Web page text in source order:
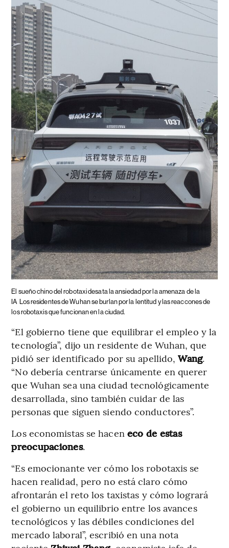
El sueño chino del robotaxi desata la ansiedad por la amenaza de la
IA Los residentes de Wuhan se burlan por la lentitud y las reaccones de
los robotaxis que funcionan en la ciudad.
“El gobierno tiene que equilibrar el empleo y la
tecnología”, dijo un residente de Wuhan, que
pidió ser identificado por su apellido,Wang.
“No debería centrarse únicamente en querer
que Wuhan sea una ciudad tecnológicamente
desarrollada, sino también cuidar de las
personas que siguen siendo conductores”.
Los economistas se hacen eco de estas
preocupaciones.
“Es emocionante ver cómo los robotaxis se
hacen realidad, pero no está claro cómo
afrontarán el reto los taxistas y cómo logrará
el gobierno un equilibrio entre los avances
tecnológicos y las débiles condiciones del
mercado laboral”, escribió en una nota